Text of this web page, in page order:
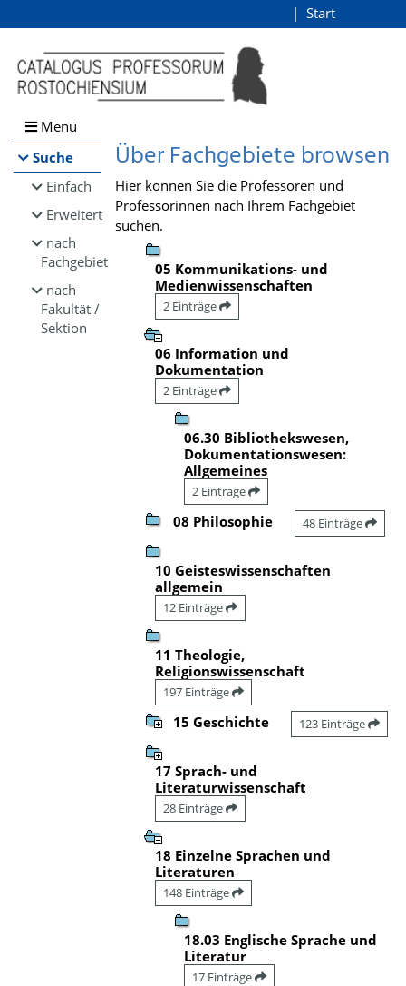
Browsen
direkt zum Inhalt
Start
Menü
Suche
Einfach
Erweitert
nach
Fachgebiet
nach
Fakultät /
Sektion
Über Fachgebiete browsen
Hier können Sie die Professoren und
Professorinnen nach Ihrem Fachgebiet
suchen.
05 Kommunikations- und
Medienwissenschaften
2 Einträge
06 Information und
Dokumentation
2 Einträge
06.30 Bibliothekswesen,
Dokumentationswesen:
Allgemeines
2 Einträge
08 Philosophie 48 Einträge
10 Geisteswissenschaften
allgemein
12 Einträge
11 Theologie,
Religionswissenschaft
197 Einträge
15 Geschichte 123 Einträge
17 Sprach- und
Literaturwissenschaft
28 Einträge
18 Einzelne Sprachen und
Literaturen
148 Einträge
18.03 Englische Sprache und
Literatur
17 Einträge